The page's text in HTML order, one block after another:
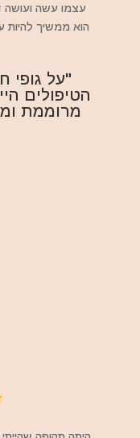
עצמו עשה
הוא ממשיך להיות
"על גופי
הטיפולים
מרוממת